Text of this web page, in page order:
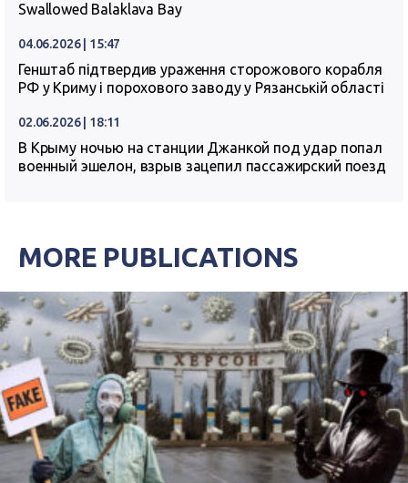
Swallowed Balaklava Bay
04.06.2026 | 15:47
Генштаб підтвердив ураження сторожового корабля
РФ у Криму і порохового заводу у Рязанській області
02.06.2026 | 18:11
В Крыму ночью на станции Джанкой под удар попал
военный эшелон, взрыв зацепил пассажирский поезд
MORE PUBLICATIONS